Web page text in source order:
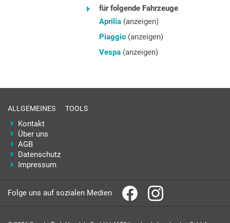
für folgende Fahrzeuge
Aprilia(anzeigen)
Piaggio(anzeigen)
Vespa(anzeigen)
ALLGEMEINES
Kontakt
Über uns
AGB
Datenschutz
Impressum
TOOLS
Folge uns auf sozialen Medien